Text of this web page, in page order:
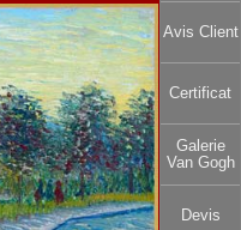
Avis Client
Certificat
Galerie
Van Gogh
Devis